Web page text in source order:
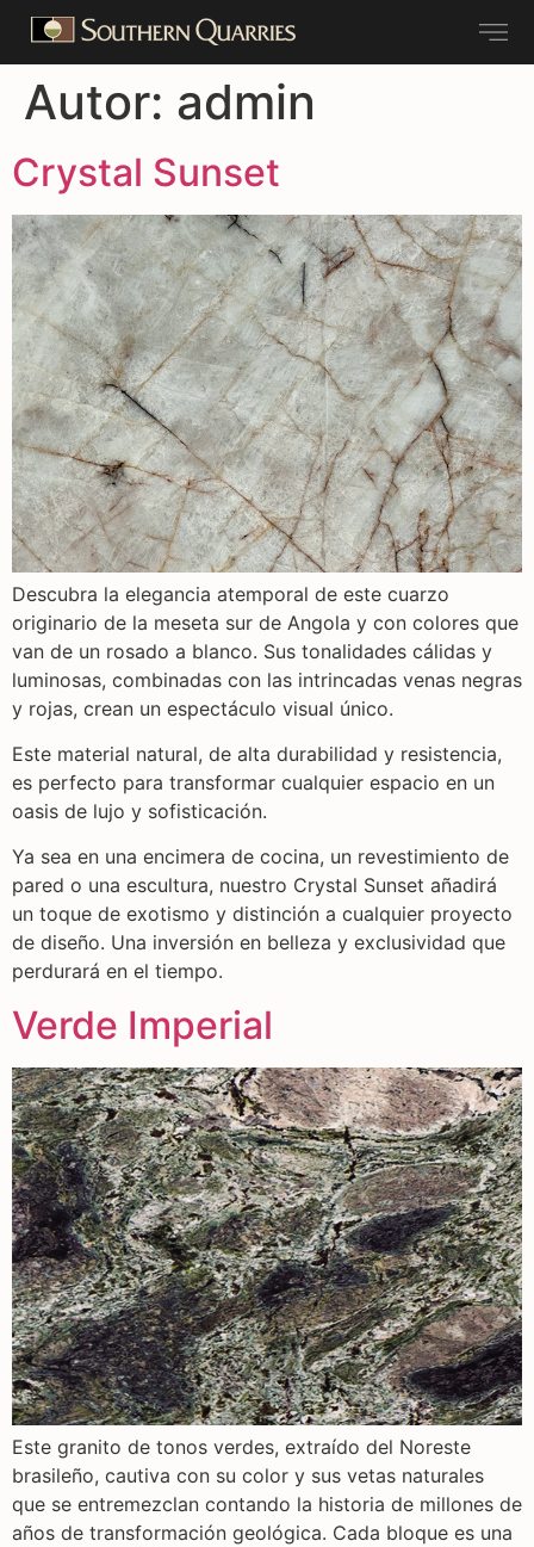
Autor: admin
Crystal Sunset
Descubra la elegancia atemporal de este cuarzo
originario de la meseta sur de Angola y con colores que
van de un rosado a blanco. Sus tonalidades cálidas y
luminosas, combinadas con las intrincadas venas negras
y rojas, crean un espectáculo visual único.
Este material natural, de alta durabilidad y resistencia,
es perfecto para transformar cualquier espacio en un
oasis de lujo y sofisticación.
Ya sea en una encimera de cocina, un revestimiento de
pared o una escultura, nuestro Crystal Sunset añadirá
un toque de exotismo y distinción a cualquier proyecto
de diseño. Una inversión en belleza y exclusividad que
perdurará en el tiempo.
Verde Imperial
Este granito de tonos verdes, extraído del Noreste
brasileño, cautiva con su color y sus vetas naturales
que se entremezclan contando la historia de millones de
años de transformación geológica. Cada bloque es una